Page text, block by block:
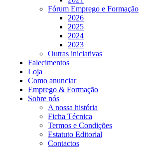
Fórum Emprego e Formação
2026
2025
2024
2023
Outras iniciativas
Falecimentos
Loja
Como anunciar
Emprego & Formação
Sobre nós
A nossa história
Ficha Técnica
Termos e Condições
Estatuto Editorial
Contactos